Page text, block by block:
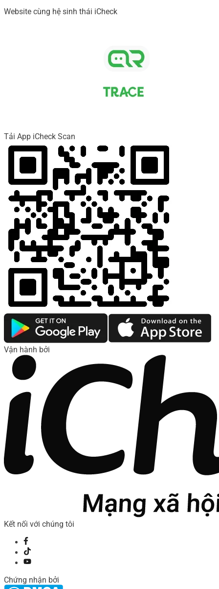
Website cùng hệ sinh thái iCheck
Tải App iCheck Scan
Vận hành bởi
Kết nối với chúng tôi
Chứng nhận bởi